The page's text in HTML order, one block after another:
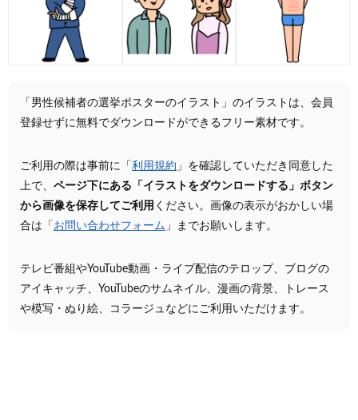
「男性候補者の選挙ポスターのイラスト」のイラストは、会員
登録せずに無料でダウンロードができるフリー素材です。
ご利用の際は事前に「 利用規約 」を確認していただき同意した
上で、 ページ下にある「イラストをダウンロードする」ボタン
から画像を保存してご利用 ください。画像の表示がおかしい場
合は「 お問い合わせフォーム 」までお願いします。
テレビ番組やYouTube動画・ライブ配信のテロップ、ブログの
アイキャッチ、YouTubeのサムネイル、漫画の背景、トレース
や模写・ぬり絵、コラージュなどにご利用いただけます。